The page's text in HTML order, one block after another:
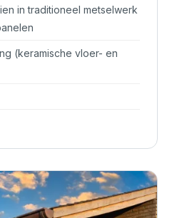
in traditioneel metselwerk
(keramische vloer- en